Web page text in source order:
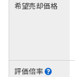
希望売却価格
評価倍率